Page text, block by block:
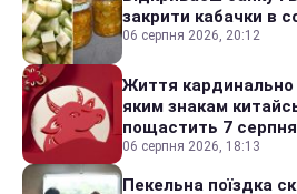
закрити кабачки в
06 серпня 2026, 20:12
Життя кардинально
яким знакам
пощастить 7 серпня
06 серпня 2026, 18:13
Пекельна поїздка